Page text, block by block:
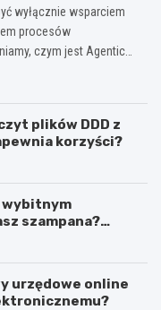
wyłącznie wsparciem
procesów
czym jest Agentic…
plików DDD z
korzyści?
wybitnym
szampana?
urzędowe online